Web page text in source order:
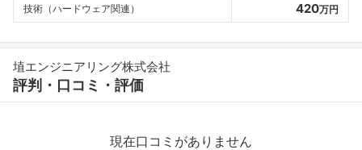
技術（ハードウェア関連）
420万円
埴エンジニアリング株式会社
評判・口コミ・評価
現在口コミがありません